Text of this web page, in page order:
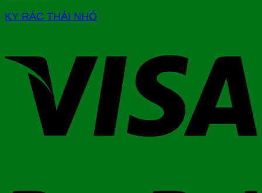
KY RÁC THÁI NHỎ